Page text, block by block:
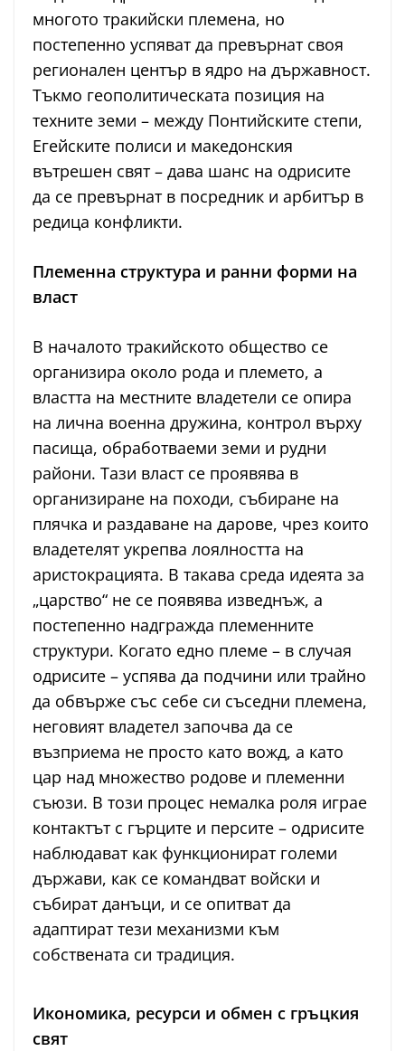
многото тракийски племена, но
постепенно успяват да превърнат своя
регионален център в ядро на държавност.
Тъкмо геополитическата позиция на
техните земи – между Понтийските степи,
Егейските полиси и македонския
вътрешен свят – дава шанс на одрисите
да се превърнат в посредник и арбитър в
редица конфликти.
Племенна структура и ранни форми на
власт
В началото тракийското общество се
организира около рода и племето, а
властта на местните владетели се опира
на лична военна дружина, контрол върху
пасища, обработваеми земи и рудни
райони. Тази власт се проявява в
организиране на походи, събиране на
плячка и раздаване на дарове, чрез които
владетелят укрепва лоялността на
аристокрацията. В такава среда идеята за
„царство“ не се появява изведнъж, а
постепенно надгражда племенните
структури. Когато едно племе – в случая
одрисите – успява да подчини или трайно
да обвърже със себе си съседни племена,
неговият владетел започва да се
възприема не просто като вожд, а като
цар над множество родове и племенни
съюзи. В този процес немалка роля играе
контактът с гърците и персите – одрисите
наблюдават как функционират големи
държави, как се командват войски и
събират данъци, и се опитват да
адаптират тези механизми към
собствената си традиция.
Икономика, ресурси и обмен с гръцкия
свят